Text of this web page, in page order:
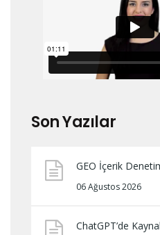
Son Yazılar
GEO İçerik
06 Ağustos 2026
ChatGPT’de